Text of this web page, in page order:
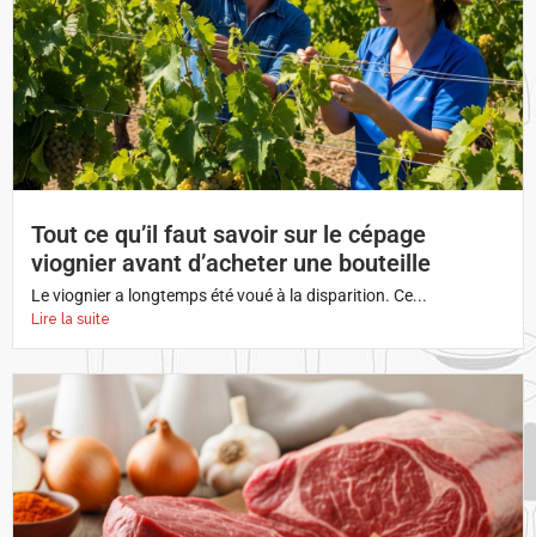
Tout ce qu’il faut savoir sur le cépage
viognier avant d’acheter une bouteille
Le viognier a longtemps été voué à la disparition. Ce...
Lire la suite